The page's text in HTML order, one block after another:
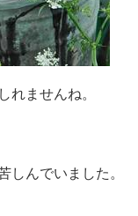
れませんね。
しんでいました。